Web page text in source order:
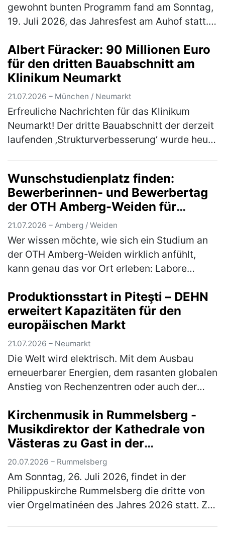
gewohnt bunten Programm fand am Sonntag,
19. Juli 2026, das Jahresfest am Auhof statt.
Getränken und jeder Menge M…(mehr)
Albert Füracker: 90 Millionen Euro
für den dritten Bauabschnitt am
Klinikum Neumarkt
21.07.2026 – München / Neumarkt
Erfreuliche Nachrichten für das Klinikum
Neumarkt! Der dritte Bauabschnitt der derzeit
laufenden ‚Strukturverbesserung‘ wurde heute
Wunschstudienplatz finden:
Bewerberinnen- und Bewerbertag
der OTH Amberg-Weiden für
Studieninteressierte und Bewerber
21.07.2026 – Amberg / Weiden
Wer wissen möchte, wie sich ein Studium an
der OTH Amberg-Weiden wirklich anfühlt,
kann genau das vor Ort erleben: Labore
kommen, Studiengänge aus erster Hand k…
(mehr)
Produktionsstart in Piteşti – DEHN
erweitert Kapazitäten für den
europäischen Markt
21.07.2026 – Neumarkt
Die Welt wird elektrisch. Mit dem Ausbau
erneuerbarer Energien, dem rasanten globalen
Anstieg von Rechenzentren oder auch der
die Elektrobranche zentraler…(mehr)
Kirchenmusik in Rummelsberg -
Musikdirektor der Kathedrale von
Västeras zu Gast in der
Philippuskirche
20.07.2026 – Rummelsberg
Am Sonntag, 26. Juli 2026, findet in der
Philippuskirche Rummelsberg die dritte von
vier Orgelmatinéen des Jahres 2026 statt. Zu